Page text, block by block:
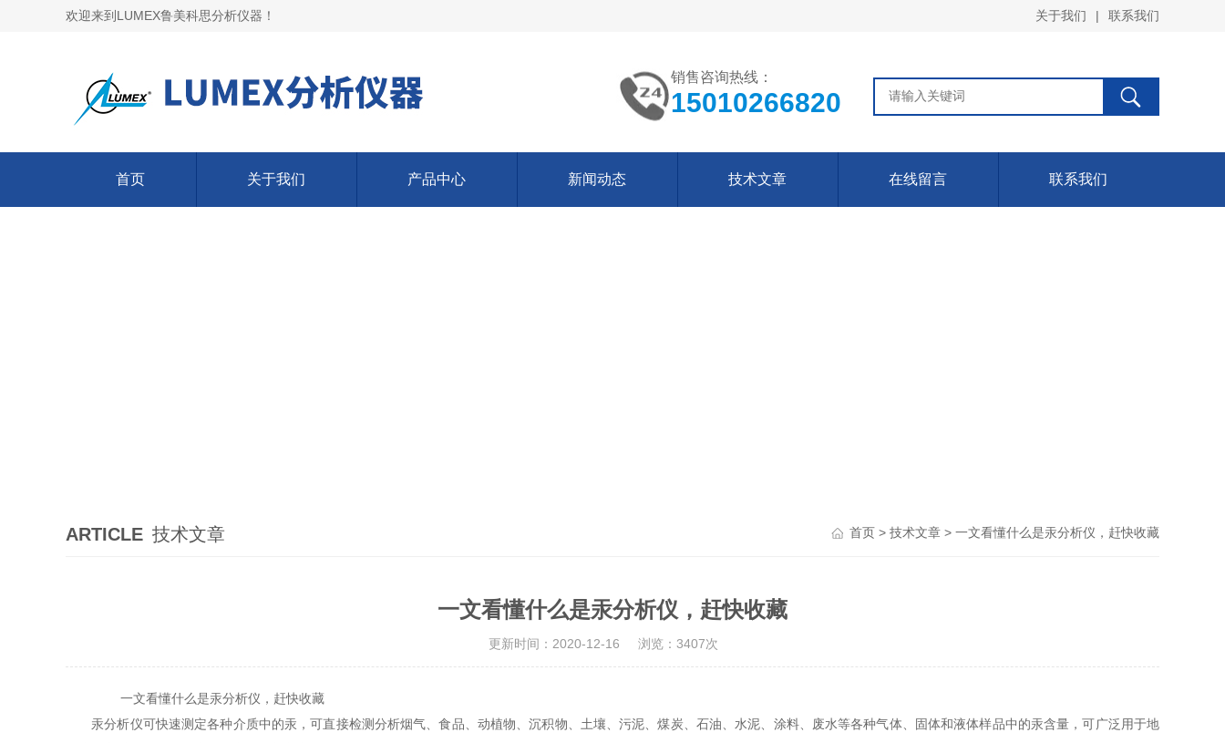
欢迎来到LUMEX鲁美科思分析仪器！ 关于我们 | 联系我们
销售咨询热线：
15010266820
首页 关于我们 产品中心 新闻动态 技术文章 在线留言 联系我们
ARTICLE 技术文章 首页 > 技术文章 > 一文看懂什么是汞分析仪，赶快收藏
一文看懂什么是汞分析仪，赶快收藏
更新时间：2020-12-16 浏览：3407次
一文看懂什么是汞分析仪，赶快收藏
汞分析仪可快速测定各种介质中的汞，可直接检测分析烟气、食品、动植物、沉积物、土壤、污泥、煤炭、石油、水泥、涂料、废水等各种气体、固体和液体样品中的汞含量，可广泛用于地